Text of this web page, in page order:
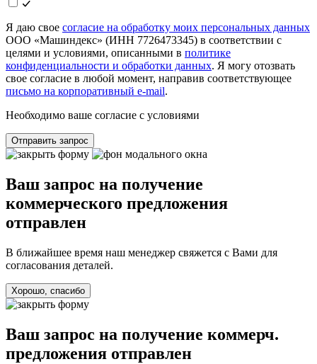
Я даю свое согласие на обработку моих персональных данных
ООО «Машиндекс» (ИНН 7726473345) в соответствии с
целями и условиями, описанными в политике
конфиденциальности и обработки данных. Я могу отозвать
свое согласие в любой момент, направив соответствующее
письмо на корпоративный e-mail.
Необходимо ваше согласие с условиями
Отправить запрос
Ваш запрос на получение
коммерческого предложения
отправлен
В ближайшее время наш менеджер свяжется с Вами для
согласования деталей.
Хорошо, спасибо
Ваш запрос на получение коммерч.
предложения отправлен